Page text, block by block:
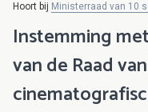
Hoort bij Ministerraad van 10
Instemming
van de Raad